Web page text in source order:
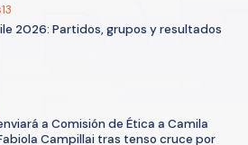
2026: Partidos, grupos y resultados
a Comisión de Ética a Camila
Campillai tras tenso cruce por